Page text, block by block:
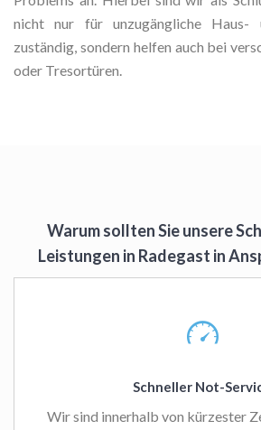
nicht nur für unzugängliche Haus-
zuständig, sondern helfen auch bei
oder Tresortüren.
Warum sollten Sie unsere
Leistungen in Radegast in
Schneller Not-
Wir sind innerhalb von kürzester